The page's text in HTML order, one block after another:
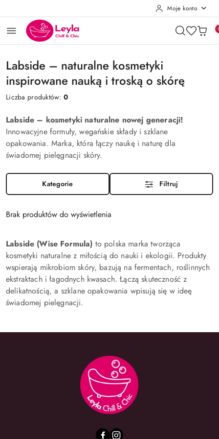
Moje konto
Labside – naturalne kosmetyki
inspirowane nauką i troską o skórę
Liczba produktów:0
Labside – kosmetyki naturalne nowej generacji!
Innowacyjne formuły, wegańskie składy i szklane
opakowania. Marka, która łączy naukę i naturę dla
świadomej pielęgnacji skóry.
Kategorie Filtruj
Brak produktów do wyświetlenia
Labside (Wise Formula) to polska marka tworząca
kosmetyki naturalne z miłością do nauki i ekologii. Produkty
wspierają mikrobiom skóry, bazują na fermentach, roślinnych
ekstraktach i łagodnych kwasach. Łączą skuteczność z
delikatnością, a szklane opakowania wpisują się w ideę
świadomej pielęgnacji.